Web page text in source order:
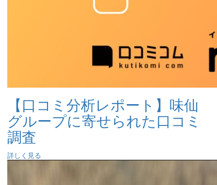
【口コミ分析レポート】味仙
グループに寄せられた口コミ
調査
詳しく見る